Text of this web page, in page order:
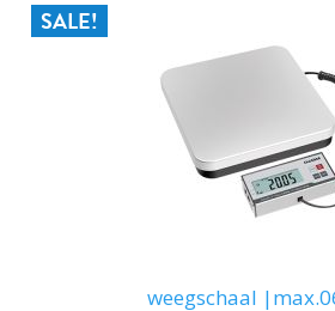
SALE!
weegschaal